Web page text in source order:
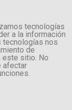
tecnologías
a la información
nos
de
este sitio. No
afectar